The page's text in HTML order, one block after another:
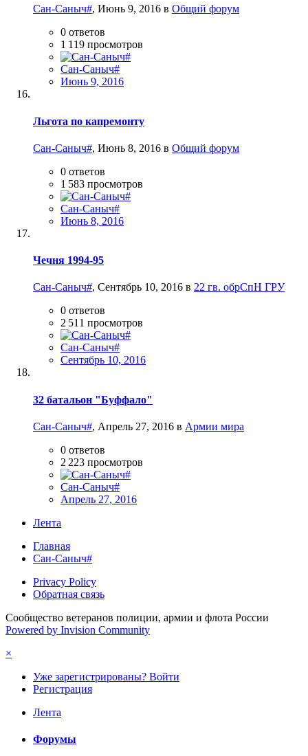
Сан-Саныч#, Июнь 9, 2016 в Общий форум
0 ответов
1 119 просмотров
Сан-Саныч#
Июнь 9, 2016
Льгота по капремонту
Сан-Саныч#, Июнь 8, 2016 в Общий форум
0 ответов
1 583 просмотров
Сан-Саныч#
Июнь 8, 2016
Чечня 1994-95
Сан-Саныч#, Сентябрь 10, 2016 в 22 гв. обрСпН ГРУ
0 ответов
2 511 просмотров
Сан-Саныч#
Сентябрь 10, 2016
32 батальон "Буффало"
Сан-Саныч#, Апрель 27, 2016 в Армии мира
0 ответов
2 223 просмотров
Сан-Саныч#
Апрель 27, 2016
Лента
Главная
Сан-Саныч#
Privacy Policy
Обратная связь
Сообщество ветеранов полиции, армии и флота России
Powered by Invision Community
×
Уже зарегистрированы? Войти
Регистрация
Лента
Форумы